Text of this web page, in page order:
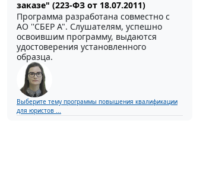
заказе" (223-ФЗ от 18.07.2011)
Программа разработана совместно с
АО ''СБЕР А". Слушателям, успешно
освоившим программу, выдаются
удостоверения установленного
образца.
Выберите тему программы повышения квалификации
для юристов ...